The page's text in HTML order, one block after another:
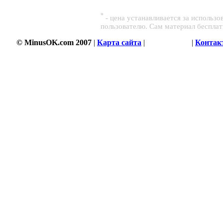
* - цена устанавливается за
пользователю. Сам материал
© MinusOK.com 2007 | Карта сайта | |